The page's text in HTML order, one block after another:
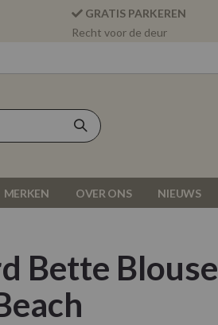
GRATIS PARKEREN
Recht voor de deur
MERKEN OVER ONS NIEUWS
Bette Blouse